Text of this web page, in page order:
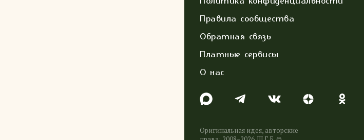
Правила сообщества
Обратная связь
Платные сервисы
О нас
Оригинальная идея, авторские